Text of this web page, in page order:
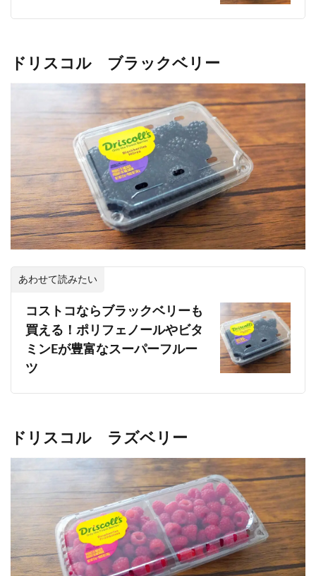
ドリスコル ブラックベリー
あわせて読みたい
コストコならブラックベリーも
買える！ポリフェノールやビタ
ミンEが豊富なスーパーフルー
ツ
ドリスコル ラズベリー